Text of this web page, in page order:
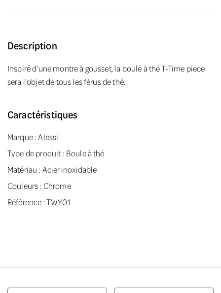
Description
Inspiré d'une montre à gousset, la boule à thé T-Time piece
sera l'objet de tous les férus de thé.
Caractéristiques
Marque :Alessi
Type de produit : Boule à thé
Matériau : Acier inoxidable
Couleurs : Chrome
Référence : TWY01